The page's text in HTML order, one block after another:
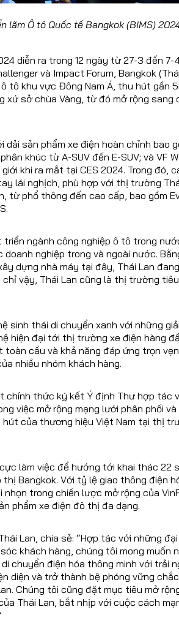
lãm Ô tô Quốc tế Bangkok (BIMS)
diễn ra trong 12 ngày từ 27-3 đến
và Impact Forum, Bangkok
tô khu vực Đông Nam Á, thu hút gần
xứ sở chùa Vàng, từ đó mở rộng
sản phẩm xe điện hoàn chỉnh bao
khúc từ A-SUV đến E-SUV; và VF
khi ra mắt tại CES 2024. Trong đó,
lái nghịch, phù hợp với thị trường
từ phổ thông đến cao cấp, bao gồm
ngành công nghiệp ô tô trong
nghiệp trong và ngoài nước.
dựng nhà máy tại đây, Thái Lan
chỉ vậy, Thái Lan cũng là thị trường
sinh thái di chuyển xanh với những
hiện đại tới thị trường xe điện hàng
cầu và khả năng đáp ứng trọn
nhiều nhóm khách hàng.
chính thức ký kết Ý định Thư hợp tác
việc mở rộng mạng lưới phân phối
của thương hiệu Việt Nam tại thị
làm việc để hướng tới khai thác 22
Bangkok. Với tỷ lệ giao thông điện
trong chiến lược mở rộng của
phẩm xe điện đô thị đa dạng.
Lan, chia sẻ: “Hợp tác với những
khách hàng, chúng tôi mong muốn
chuyển điện hóa thông minh với trải
diện và trở thành bệ phóng vững
Chúng tôi cũng đặt mục tiêu mở
Thái Lan, bắt nhịp với cuộc cách